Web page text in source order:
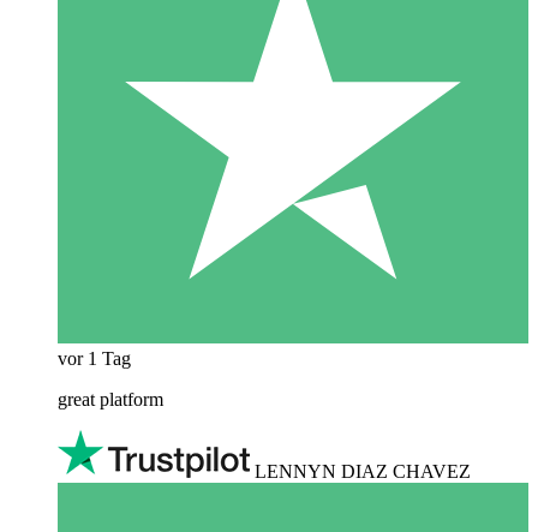
vor 1 Tag
great platform
LENNYN DIAZ CHAVEZ